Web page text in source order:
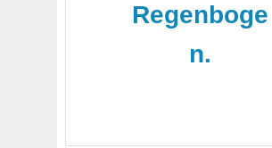
Regenboge
n.